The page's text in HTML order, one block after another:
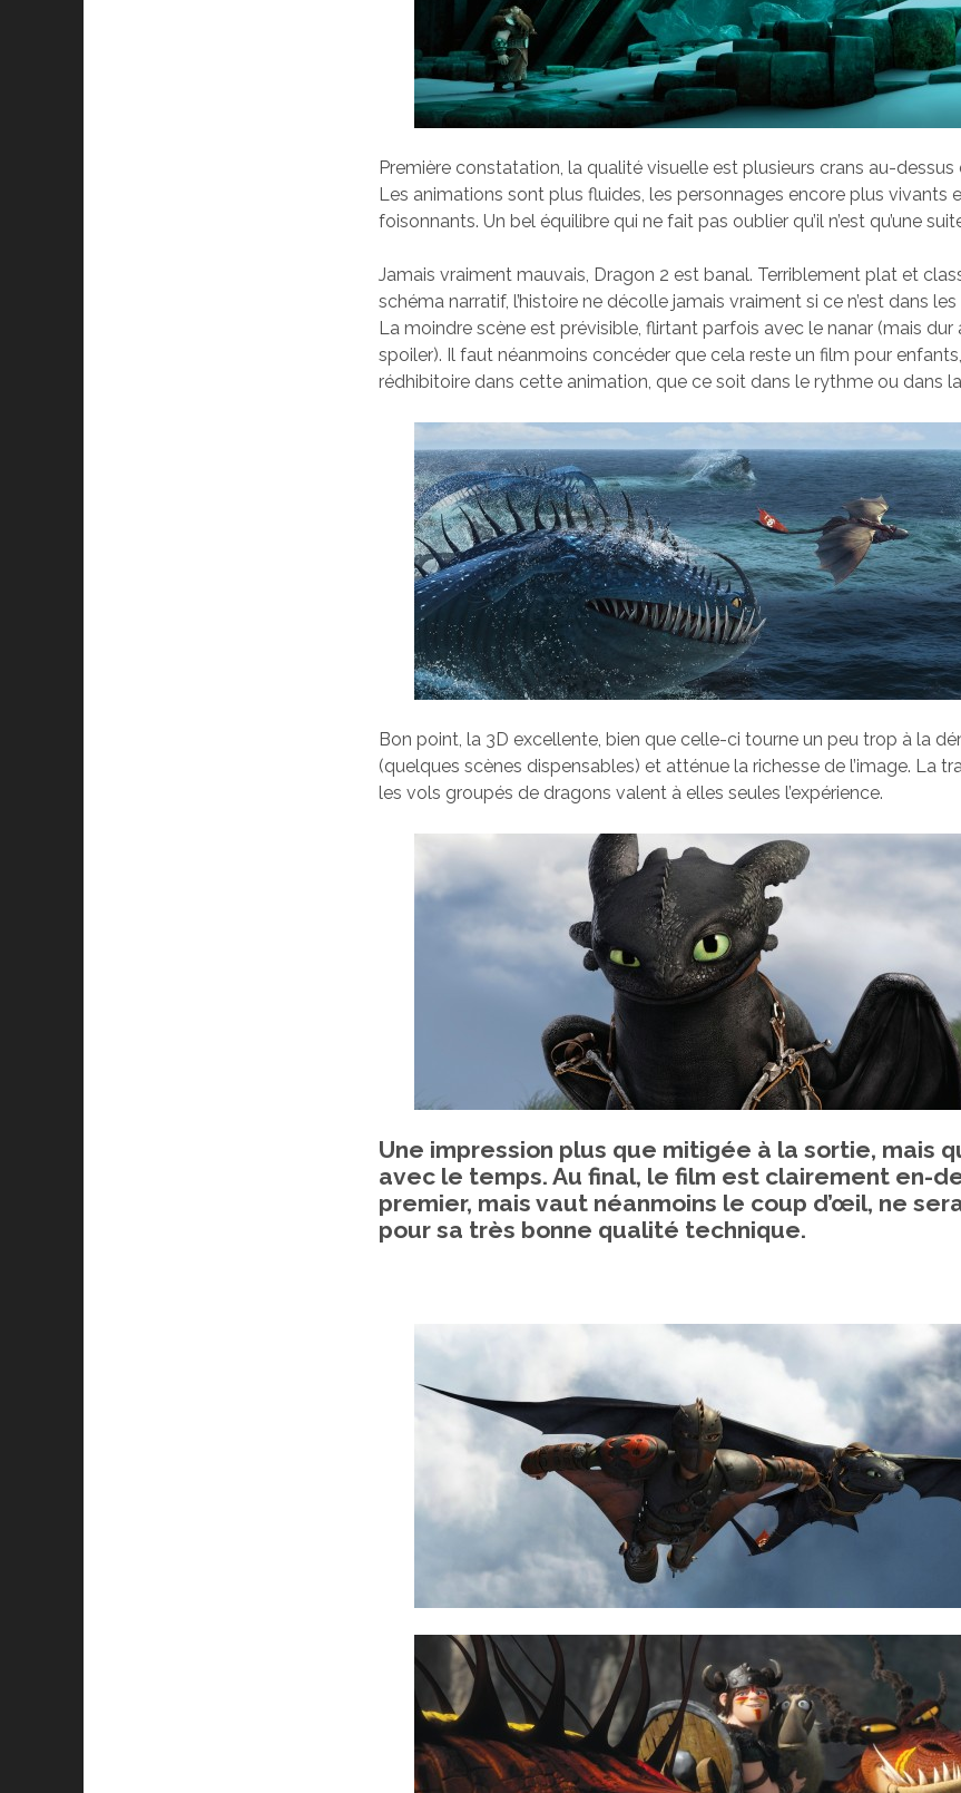
Première constatation, la qualité visuelle est plusieurs crans au-dessus
Les animations sont plus fluides, les personnages encore plus vivants
foisonnants. Un bel équilibre qui ne fait pas oublier qu’il n’est qu’une
Jamais vraiment mauvais, Dragon 2 est banal. Terriblement plat et
schéma narratif, l’histoire ne décolle jamais vraiment si ce n’est dans
La moindre scène est prévisible, flirtant parfois avec le nanar (mais dur
spoiler). Il faut néanmoins concéder que cela reste un film pour
rédhibitoire dans cette animation, que ce soit dans le rythme ou dans
Bon point, la 3D excellente, bien que celle-ci tourne un peu trop à la
(quelques scènes dispensables) et atténue la richesse de l’image. La
les vols groupés de dragons valent à elles seules l’expérience.
Une impression plus que mitigée à la sortie, mais
avec le temps. Au final, le film est clairement en-
premier, mais vaut néanmoins le coup d’œil, ne
pour sa très bonne qualité technique.